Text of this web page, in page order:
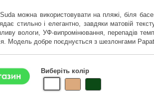
можна використовувати на пляжі, біля
стильно і елегантно, завдяки матовій
вологи, УФ-випромінювання, перепадів
Модель добре поєднується з шезлонгами
Виберіть колір